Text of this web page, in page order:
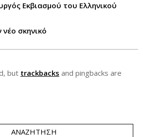
Εκβιασμού του Ελληνικού
σκηνικό
but trackbacks and pingbacks are
ΑΝΑΖΉΤΗΣΗ